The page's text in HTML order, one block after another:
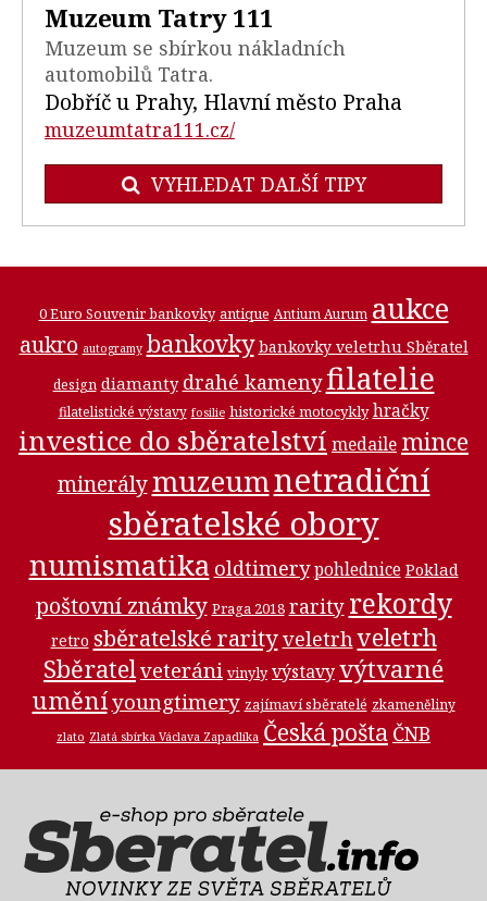
Muzeum Tatry 111
Muzeum se sbírkou nákladních
automobilů Tatra.
Dobříč u Prahy, Hlavní město Praha
muzeumtatra111.cz/
VYHLEDAT DALŠÍ TIPY
0 Euro Souvenir bankovky antique Antium Aurum aukce
aukro autogramy bankovky bankovky veletrhu Sběratel
design diamanty drahé kamenyfilatelie
filatelistické výstavy fosilie historické motocykly hračky
investice do sběratelství medaile mince
minerálymuzeumnetradiční
sběratelské obory
numismatika oldtimery pohlednice Poklad
poštovní známky Praga 2018 rarity rekordy
retro sběratelské rarityveletrhveletrh
Sběratelveteráni vinyly výstavyvýtvarné
uměníyoungtimery zajímaví sběratelé zkameněliny
zlato Zlatá sbírka Václava Zapadlíka Česká pošta ČNB